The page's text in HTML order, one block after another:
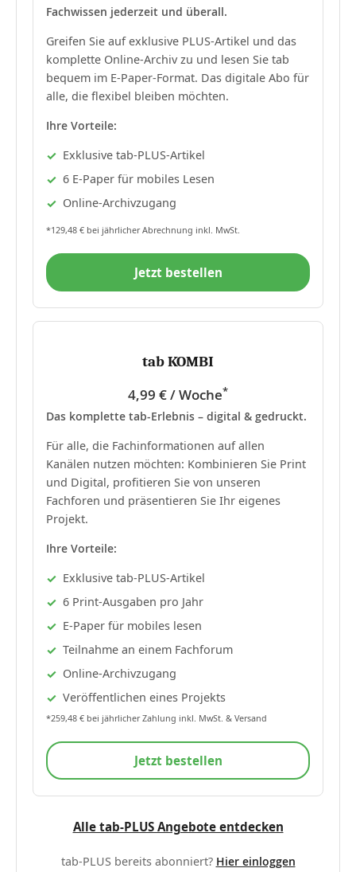
Fachwissen jederzeit und überall.
Greifen Sie auf exklusive PLUS-Artikel und das
komplette Online-Archiv zu und lesen Sie tab
bequem im E-Paper-Format. Das digitale Abo für
alle, die flexibel bleiben möchten.
Ihre Vorteile:
Exklusive tab-PLUS-Artikel
6 E-Paper für mobiles Lesen
Online-Archivzugang
*129,48 € bei jährlicher Abrechnung inkl. MwSt.
Jetzt bestellen
tab KOMBI
4,99 € / Woche*
Das komplette tab-Erlebnis – digital & gedruckt.
Für alle, die Fachinformationen auf allen
Kanälen nutzen möchten: Kombinieren Sie Print
und Digital, profitieren Sie von unseren
Fachforen und präsentieren Sie Ihr eigenes
Projekt.
Ihre Vorteile:
Exklusive tab-PLUS-Artikel
6 Print-Ausgaben pro Jahr
E-Paper für mobiles lesen
Teilnahme an einem Fachforum
Online-Archivzugang
Veröffentlichen eines Projekts
*259,48 € bei jährlicher Zahlung inkl. MwSt. & Versand
Jetzt bestellen
Alle tab-PLUS Angebote entdecken
tab-PLUS bereits abonniert? Hier einloggen